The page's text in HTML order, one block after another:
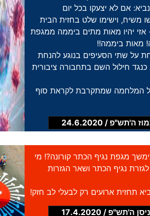
אם לא יצעקו בכל יום
משיח, וישימו שלט בחזית הבית
יהיו מאות מתים ביממה ממגפת
מאות ביממה!!
על שתי הסעיפים בנוגע להנחת
כנגד חילול השם בתחבורה ציבורית
על המלחמה שמתקרבת לקראת סוף
/ 24.6.2020
מגפת נגיף הכתר קורונה?! מי
נגיף הכתר ושאר הגזרות
תחזית ארועים רק לבעלי לב חזק!
ה'תש"פ / 17.4.2020